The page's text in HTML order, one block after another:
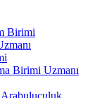
Birimi
Birimi Uzmanı
Arabuluculuk